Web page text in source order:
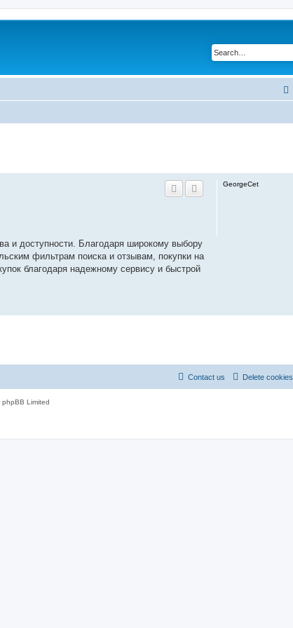
GeorgeCet
и доступности. Благодаря широкому выбору
фильтрам поиска и отзывам, покупки на
благодаря надежному сервису и быстрой
Delete cookies
Contact us
Limited